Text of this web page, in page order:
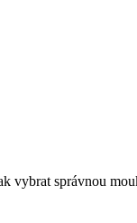
vybrat správnou